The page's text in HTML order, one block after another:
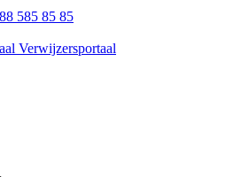
585 85 85
Verwijzersportaal